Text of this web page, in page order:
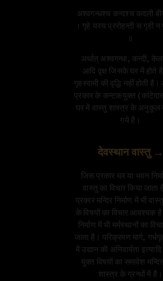
अश्वगन्धश्च कन्दश्च कदली
। गृहे यस्य प्ररोहन्ती स गृही न
अर्थात् अश्वगन्धा, कन्दी,
आदि वृक्ष जिसके घर में होते
गृहस्वामी की वृद्धि नहीं होती
प्रकार के कन्टकयुक्त
घर में वास्तु शास्त्र के अनुकूल
गये है।
देवस्थान वास्तु →
जिस प्रकार घर या भवन
वास्तु का विचार किया जाता
प्रकार मन्दिर निर्माण में भी
के विषयों का विचार आवश्यक
निर्माण में भी मर्मस्थानों का
जाता है। परिक्रमण मार्ग,
में उद्यान की अनिवार्यता
युक्त विषयों का समावेश
शास्त्र के ग्रन्थों में है।